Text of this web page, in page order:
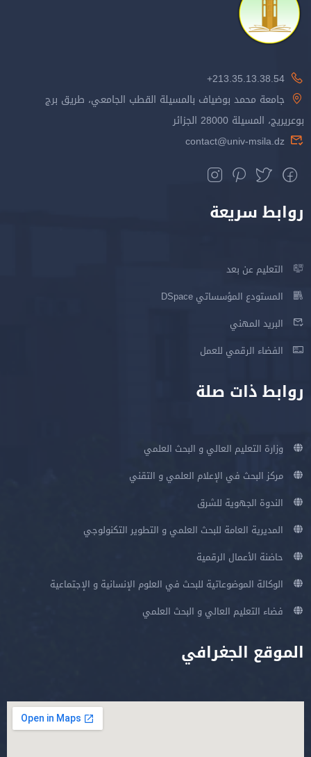
213.35.13.38.54+
جامعة محمد بوضياف بالمسيلة القطب الجامعي، طريق برج
بوعريريج، المسيلة 28000 الجزائر
contact@univ-msila.dz
روابط سريعة
التعليم عن بعد
المستودع المؤسساتي DSpace
البريد المهني
الفضاء الرقمي للعمل
روابط ذات صلة
وزارة التعليم العالي و البحث العلمي
مركز البحث في الإعلام العلمي و التقني
الندوة الجهوية للشرق
المديرية العامة للبحث العلمي و التطوير التكنولوجي
حاضنة الأعمال الرقمية
الوكالة الموضوعاتية للبحث في العلوم الإنسانية و الإجتماعية
فضاء التعليم العالي و البحث العلمي
الموقع الجغرافي